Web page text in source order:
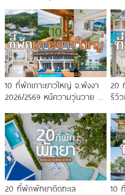
10 ที่พักเกาะยาวใหญ่ จ.พังงา
2026/2569 หนีความวุ่นวาย มา
20
รีวิ
20 ที่พักพัทยาติดทะเล
10